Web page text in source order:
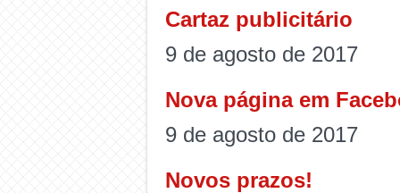
Cartaz publicitário
9 de agosto de 2017
Nova página em
9 de agosto de 2017
Novos prazos!